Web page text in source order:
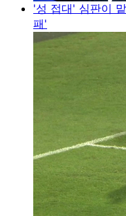
'성 접대' 심판이
패'